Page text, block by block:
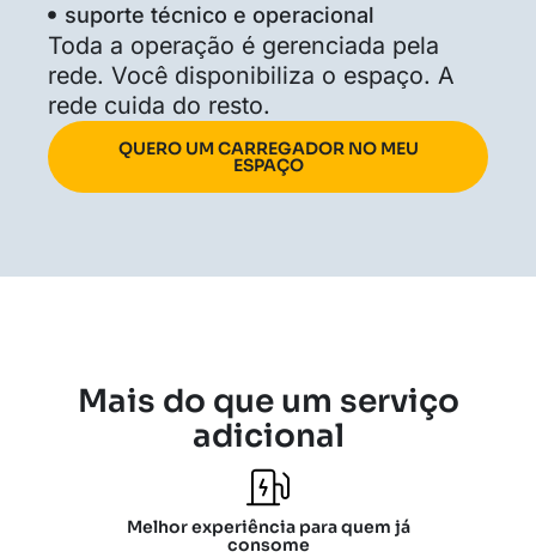
suporte técnico e operacional
Toda a operação é gerenciada pela
rede. Você disponibiliza o espaço. A
rede cuida do resto.
QUERO UM CARREGADOR NO MEU
ESPAÇO
Mais do que um serviço
adicional
Melhor experiência para quem já
consome